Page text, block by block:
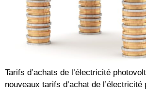
Tarifs d’achats de l’électricité
nouveaux tarifs d’achat de